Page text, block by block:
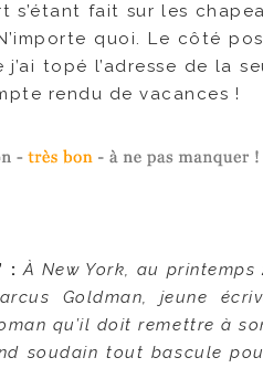
s’étant fait sur les
quoi. Le côté
j’ai topé l’adresse de la
rendu de vacances !
:À New York, au
Goldman, jeune
qu’il doit remettre à
soudain tout bascule